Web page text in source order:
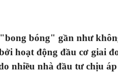
bóng" gần như
hoạt động đầu cơ giai
nhiều nhà đầu tư chịu